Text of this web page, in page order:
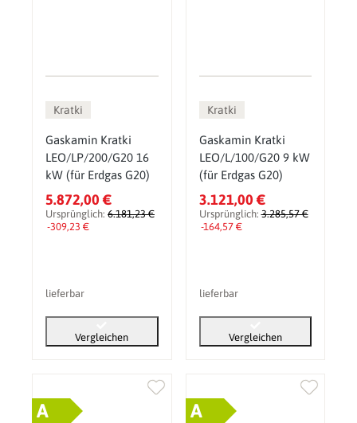
Kratki
Gaskamin Kratki
LEO/LP/200/G20 16
kW (für Erdgas G20)
5.872,00 €
Ursprünglich: 6.181,23 €
-309,23 €
lieferbar
Vergleichen
Kratki
Gaskamin Kratki
LEO/L/100/G20 9 kW
(für Erdgas G20)
3.121,00 €
Ursprünglich:3.285,57 €
-164,57 €
lieferbar
Vergleichen
A A